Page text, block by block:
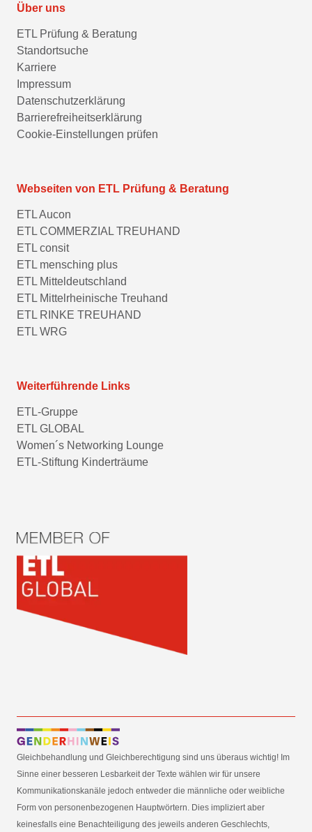
Über uns
ETL Prüfung & Beratung
Standortsuche
Karriere
Impressum
Datenschutzerklärung
Barrierefreiheitserklärung
Cookie-Einstellungen prüfen
Webseiten von ETL Prüfung & Beratung
ETL Aucon
ETL COMMERZIAL TREUHAND
ETL consit
ETL mensching plus
ETL Mitteldeutschland
ETL Mittelrheinische Treuhand
ETL RINKE TREUHAND
ETL WRG
Weiterführende Links
ETL-Gruppe
ETL GLOBAL
Women´s Networking Lounge
ETL-Stiftung Kinderträume
Gleichbehandlung und Gleichberechtigung sind uns überaus wichtig! Im
Sinne einer besseren Lesbarkeit der Texte wählen wir für unsere
Kommunikationskanäle jedoch entweder die männliche oder weibliche
Form von personenbezogenen Hauptwörtern. Dies impliziert aber
keinesfalls eine Benachteiligung des jeweils anderen Geschlechts,